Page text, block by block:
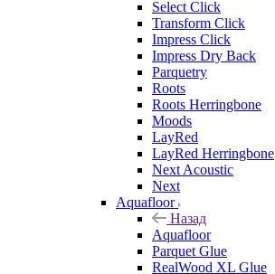
Select Click
Transform Click
Impress Click
Impress Dry Back
Parquetry
Roots
Roots Herringbone
Moods
LayRed
LayRed Herringbone
Next Acoustic
Next
Aquafloor
Назад
Aquafloor
Parquet Glue
RealWood XL Glue